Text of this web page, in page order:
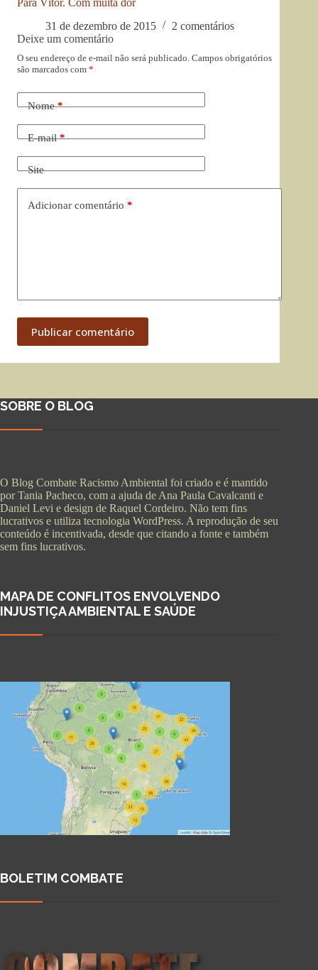
Para Vítor. Com muita dor
31 de dezembro de 2015
2 comentários
Deixe um comentário
O seu endereço de e-mail não será publicado. Campos obrigatórios
são marcados com *
Nome*
E-mail*
Site
Adicionar comentário *
Publicar comentário
SOBRE O BLOG
O Blog Combate Racismo Ambiental foi criado e é mantido
por Tania Pacheco, com a ajuda de Ana Paula Cavalcanti e
Daniel Levi e design de Raquel Cordeiro. Não tem fins
lucrativos e utiliza tecnologia WordPress. A reprodução de seu
conteúdo é incentivada, desde que citando a fonte e também
sem fins lucrativos.
MAPA DE CONFLITOS ENVOLVENDO
INJUSTIÇA AMBIENTAL E SAÚDE
BOLETIM COMBATE